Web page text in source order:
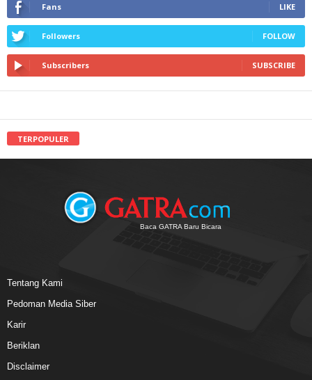
Fans LIKE
Followers FOLLOW
Subscribers SUBSCRIBE
TERPOPULER
Baca GATRA Baru Bicara
Tentang Kami
Pedoman Media Siber
Karir
Beriklan
Disclaimer